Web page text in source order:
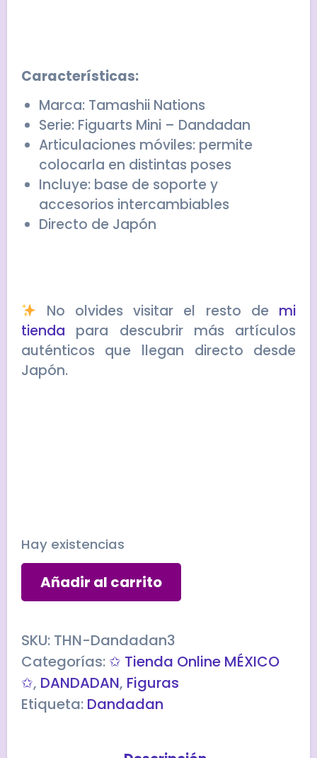
Características:
Marca: Tamashii Nations
Serie: Figuarts Mini – Dandadan
Articulaciones móviles: permite
colocarla en distintas poses
Incluye: base de soporte y
accesorios intercambiables
Directo de Japón
No olvides visitar el resto de mi
tienda para descubrir más artículos
auténticos que llegan directo desde
Japón.
Hay existencias
OKARUN
-
DANDADAN
cantidad
Añadir al carrito
SKU: THN-Dandadan3
Categorías: ✩ Tienda Online MÉXICO
✩, DANDADAN, Figuras
Etiqueta: Dandadan